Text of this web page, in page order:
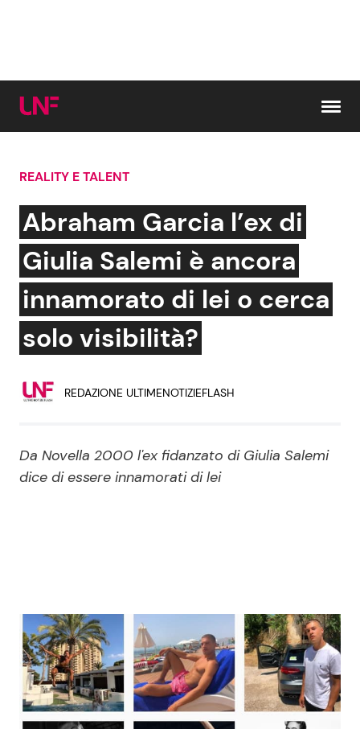
Cerca:
News e Cronaca
Attualità Italiana
Dal Mondo
Politica
Gossip e TV
Bellezze VIP
Coppie VIP
Reality e Talent
News Musica
News Spettacolo
REALITY E TALENT
Abraham Garcia l’ex di
Giulia Salemi è ancora
innamorato di lei o cerca
solo visibilità?
REDAZIONE ULTIMENOTIZIEFLASH
Da Novella 2000 l'ex fidanzato di Giulia Salemi
dice di essere innamorati di lei